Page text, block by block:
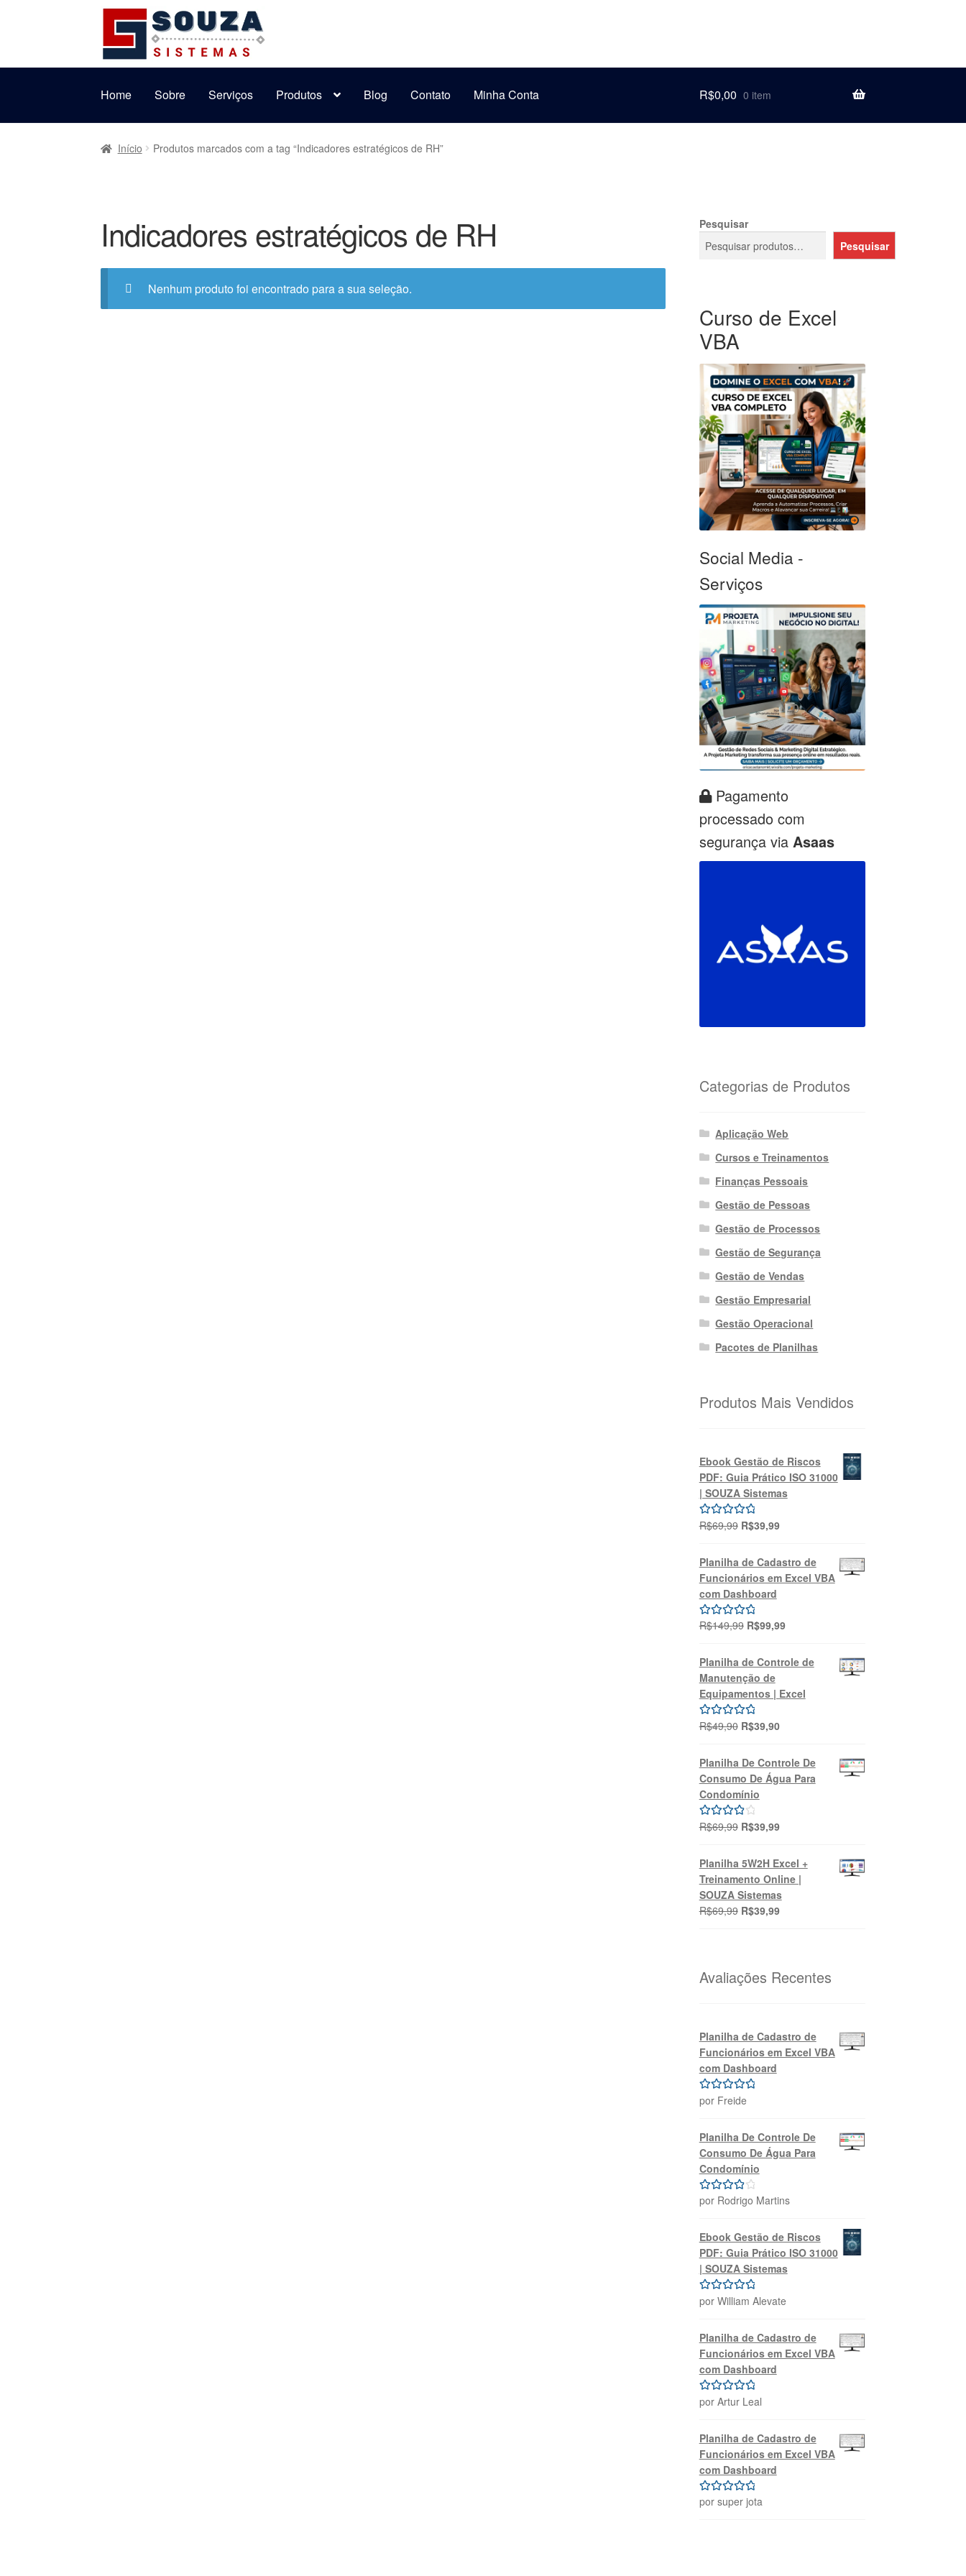
Pular
para
navegação
Pular
para
o
conteúdo
Home
Sobre Serviços Produtos Blog Contato Minha Conta R$0,00 0 item
Início Produtos marcados com a tag “Indicadores estratégicos de RH”
Indicadores estratégicos de RH
Nenhum produto foi encontrado para a sua seleção.
Pesquisar
Pesquisar
Curso de Excel
VBA
Social Media -
Serviços
Pagamento
processado com
segurança via Asaas
Categorias de Produtos
Aplicação Web
Cursos e Treinamentos
Finanças Pessoais
Gestão de Pessoas
Gestão de Processos
Gestão de Segurança
Gestão de Vendas
Gestão Empresarial
Gestão Operacional
Pacotes de Planilhas
Produtos Mais Vendidos
Ebook Gestão de Riscos
PDF: Guia Prático ISO 31000
| SOUZA Sistemas
Avaliação
R$69,99 O
original
era:
R$69,99.
R$39,99O
é:
R$39,99.
Planilha de Cadastro de
Funcionários em Excel VBA
com Dashboard
Avaliação
R$149,99 O
original
era:
R$149,99.
R$99,99O
atual
é:
R$99,99.
Planilha de Controle de
Manutenção de
Equipamentos | Excel
Avaliação
R$49,90 O
original
era:
R$49,90.
R$39,90O
atual
é:
R$39,90.
Planilha De Controle De
Consumo De Água Para
Condomínio
Avaliação
R$69,99 O
original
era:
R$69,99.
R$39,99O
atual
é:
R$39,99.
Planilha 5W2H Excel +
Treinamento Online |
SOUZA Sistemas
R$69,99 O
R$69,99.
R$39,99O
R$39,99.
Avaliações Recentes
Planilha de Cadastro de
Funcionários em Excel VBA
com Dashboard
Avaliação5
por Freide
Planilha De Controle De
Consumo De Água Para
Condomínio
Avaliação
por Rodrigo Martins
Ebook Gestão de Riscos
PDF: Guia Prático ISO 31000
| SOUZA Sistemas
Avaliação5
por William Alevate
Planilha de Cadastro de
Funcionários em Excel VBA
com Dashboard
Avaliação 5
por Artur Leal
Planilha de Cadastro de
Funcionários em Excel VBA
com Dashboard
Avaliação5
por super jota